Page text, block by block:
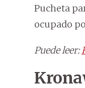
Pucheta
ocupado
Puede leer: